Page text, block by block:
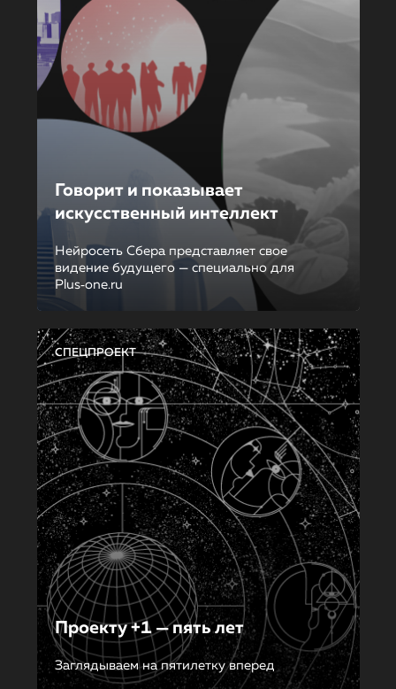
Говорит и показывает
искусственный интеллект
Нейросеть Сбера представляет свое
видение будущего — специально для
Plus‑one.ru
СПЕЦПРОЕКТ
Проекту +1 — пять лет
Заглядываем на пятилетку вперед